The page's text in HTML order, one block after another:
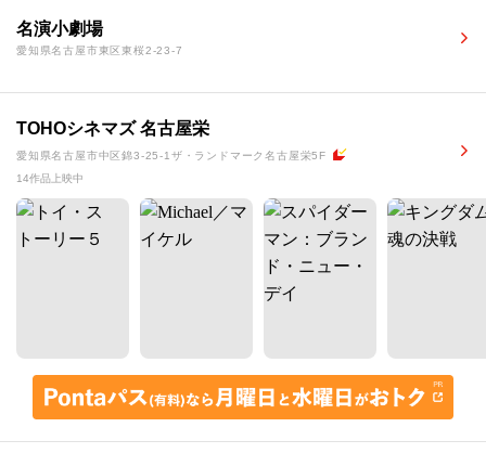
名演小劇場
愛知県名古屋市東区東桜2-23-7
TOHOシネマズ 名古屋栄
愛知県名古屋市中区錦3-25-1ザ・ランドマーク名古屋栄5F
14作品上映中